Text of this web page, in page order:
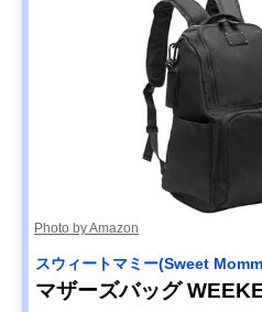
Photo by Amazon
スウィートマミー(Sweet
マザーズバッグ